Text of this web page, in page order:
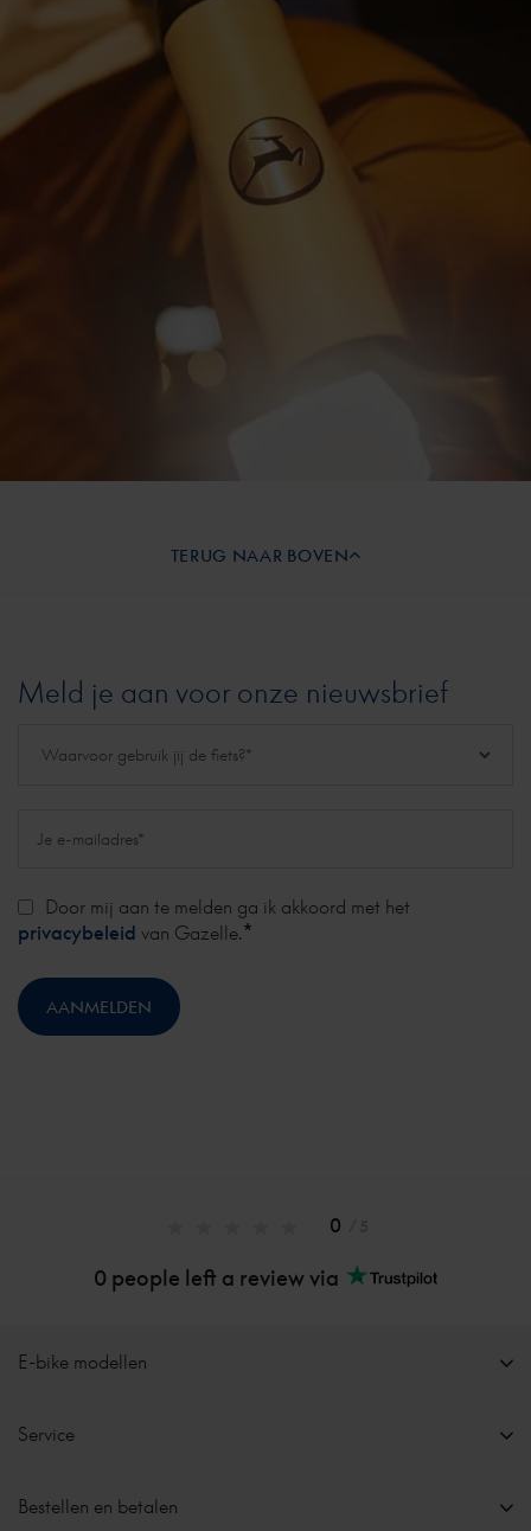
0
0 people left a review via
Meld je aan voor onze nieuwsbrief
Door mij aan te melden ga ik akkoord met het
privacybeleid van Gazelle.*
TERUG NAAR BOVEN
E-bike modellen
Service
Bestellen en betalen